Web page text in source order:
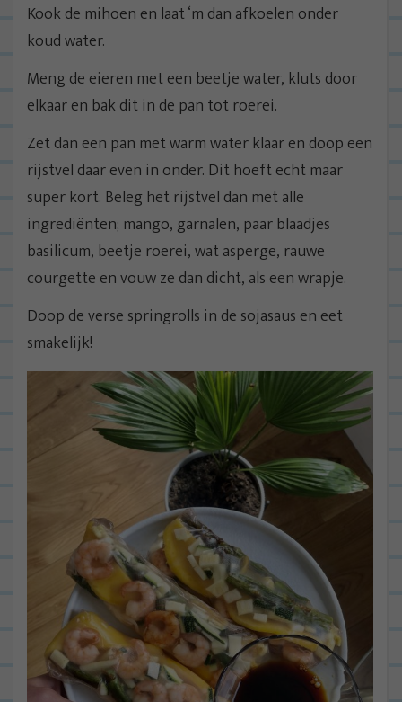
Kook de mihoen en laat ‘m dan afkoelen onder
koud water.
Meng de eieren met een beetje water, kluts door
elkaar en bak dit in de pan tot roerei.
Zet dan een pan met warm water klaar en doop een
rijstvel daar even in onder. Dit hoeft echt maar
super kort. Beleg het rijstvel dan met alle
ingrediënten; mango, garnalen, paar blaadjes
basilicum, beetje roerei, wat asperge, rauwe
courgette en vouw ze dan dicht, als een wrapje.
Doop de verse springrolls in de sojasaus en eet
smakelijk!